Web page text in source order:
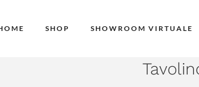
SHOP SHOWROOM VIRTUALE